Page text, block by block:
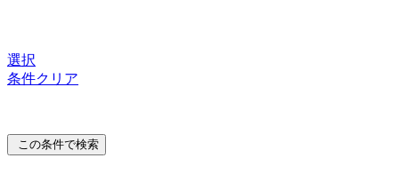
選択
条件クリア
この条件で検索